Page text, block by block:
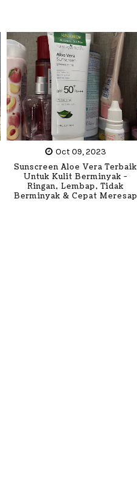
Oct 09, 2023
Sunscreen Aloe Vera Terbaik
Untuk Kulit Berminyak -
Ringan, Lembap, Tidak
Berminyak & Cepat Meresap